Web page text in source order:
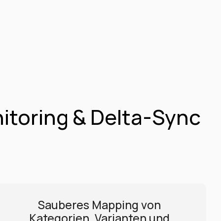
& Delta-Sync
Sauberes Mapping von